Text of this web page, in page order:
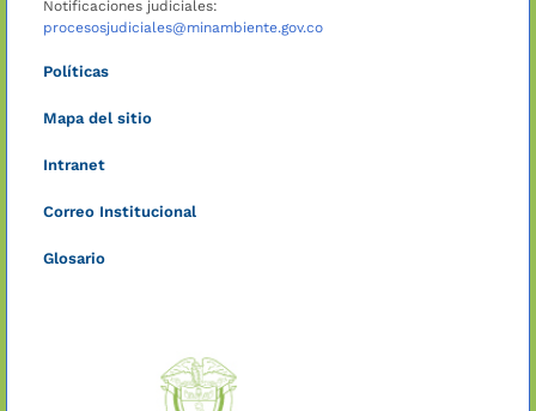
Notificaciones judiciales:
procesosjudiciales@minambiente.gov.co
Políticas
Mapa del sitio
Intranet
Correo Institucional
Glosario